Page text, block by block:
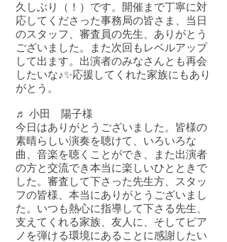
久しぶり（！）です。開催まで丁寧に対
応してくださった事務局の皆さま、当日
のスタッフ、審査員の先生、ありがとう
ございました。また次回もレベルアップ
して出ます。出演者のみなさんとも再会
したいな♪✨応援してくれた家族にもあり
がとう。
♬ 小田 陽子様
今日はありがとうございました。皆様の
素晴らしい演奏を聴けて、いろいろな
曲、音楽を聴くことができ、また出演者
の方と交流でき本当に楽しいひとときで
した。審査して下さった先生方、スタッ
フの皆様、本当にありがとうございまし
た。いつも熱心に指導して下さる先生、
支えてくれる家族、友人に、そしてピア
ノを弾ける環境にあることに感謝したい